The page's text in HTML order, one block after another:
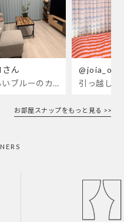
ん
明るいブルーのカーテンで、部屋全体が明るく。白を基調とした部屋にぴったりです。
お部屋スナップをもっと見る >>